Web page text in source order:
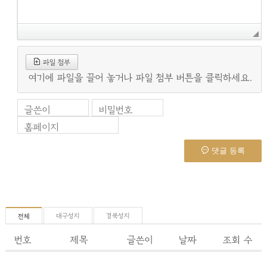
파일 첨부
여기에 파일을 끌어 놓거나 파일 첨부 버튼을 클릭하세요.
글쓴이
비밀번호
홈페이지
댓글 등록
전체 대구성지 경북성지
번호 제목 글쓴이 날짜 조회 수